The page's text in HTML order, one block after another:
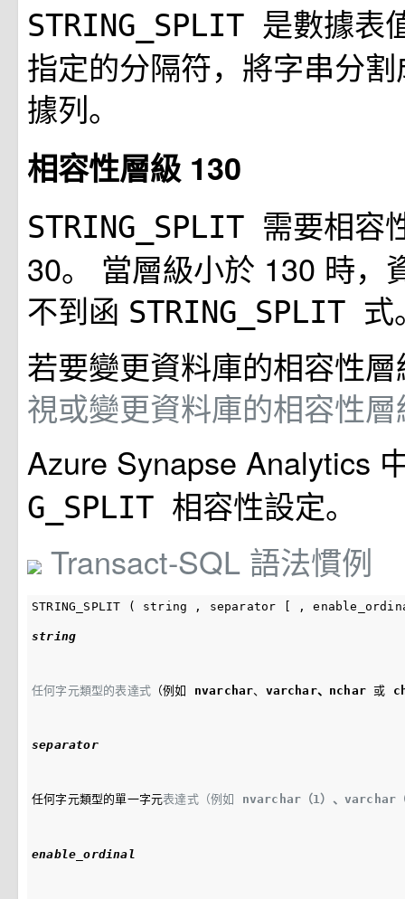
STRING_SPLIT 是數據表
指定的分隔符，將字串分
據列。
相容性層級 130
STRING_SPLIT 需要相容
30。 當層級小於 130 時，
不到函 STRING_SPLIT 式
若要變更資料庫的相容性
視或變更資料庫的相容性
Azure Synapse Analytics
G_SPLIT 相容性設定。
Transact-SQL 語法慣例
string
任何字元類型的表達式（例如 nvarchar、 varchar、 nchar 或
separator
任何字元類型的單一字元表達式（例如 nvarchar（1）、 varchar
enable_ordinal